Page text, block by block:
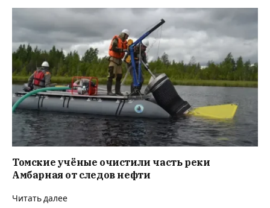
Томские учёные очистили часть реки
Амбарная от следов нефти
Читать далее